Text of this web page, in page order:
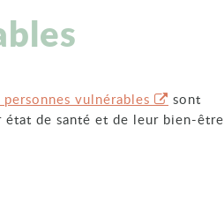
vulnérables
sont
état de santé et de leur bien-être.